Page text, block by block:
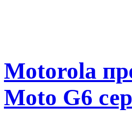
Motorola
Moto G6